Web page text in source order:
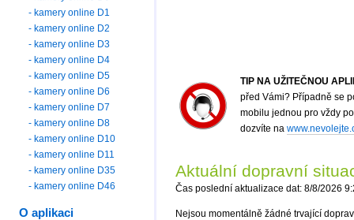
TIP NA UŽITEČNOU
před Vámi? Případně se
mobilu jednou pro vždy
dozvíte na
Aktuální dopravní
Čas poslední aktualizace dat: 8/8/2026
Nejsou momentálně žádné trvající
- kamery online D1
- kamery online D2
- kamery online D3
- kamery online D4
- kamery online D5
- kamery online D6
- kamery online D7
- kamery online D8
- kamery online D10
- kamery online D11
- kamery online D35
- kamery online D46
O aplikaci